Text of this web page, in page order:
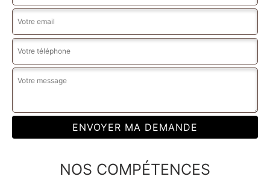
NOS COMPÉTENCES